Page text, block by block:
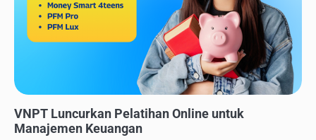
VNPT Luncurkan Pelatihan Online untuk
Manajemen Keuangan